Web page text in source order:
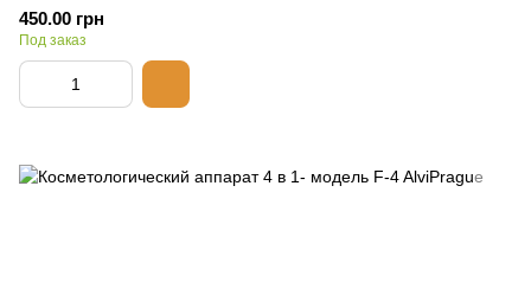
450.00 грн
Под заказ